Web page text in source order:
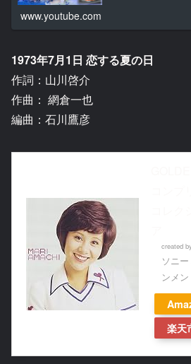
www.youtube.com
1973年7月1日 恋する夏の日
作詞：山川啓介
作曲： 網倉一也
編曲：石川鷹彦
created
ソニ
ンメン
楽天